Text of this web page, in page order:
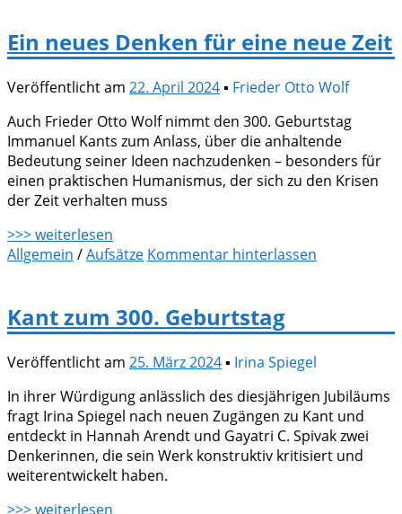
Ein neues Denken für eine neue Zeit
Veröffentlicht am 22. April 2024▪ Frieder Otto Wolf
Auch Frieder Otto Wolf nimmt den 300. Geburtstag
Immanuel Kants zum Anlass, über die anhaltende
Bedeutung seiner Ideen nachzudenken – besonders für
einen praktischen Humanismus, der sich zu den Krisen
der Zeit verhalten muss
>>> weiterlesen
Allgemein /Aufsätze Kommentar hinterlassen
Kant zum 300. Geburtstag
Veröffentlicht am 25. März 2024▪ Irina Spiegel
In ihrer Würdigung anlässlich des diesjährigen Jubiläums
fragt Irina Spiegel nach neuen Zugängen zu Kant und
entdeckt in Hannah Arendt und Gayatri C. Spivak zwei
Denkerinnen, die sein Werk konstruktiv kritisiert und
weiterentwickelt haben.
>>> weiterlesen